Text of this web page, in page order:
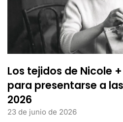
Los tejidos de Nicole
para presentarse a
2026
23 de junio de 2026